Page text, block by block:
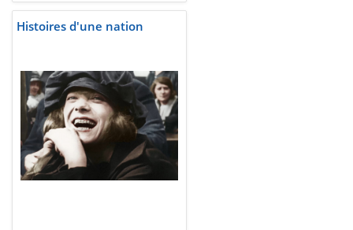
Histoires d'une nation